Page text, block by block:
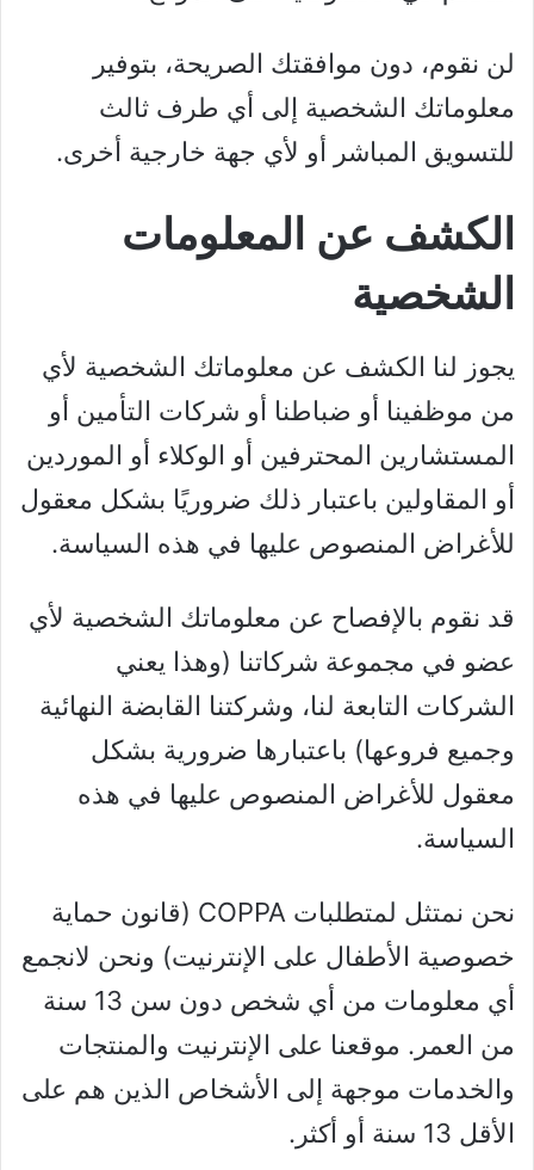
لن نقوم، دون موافقتك الصريحة، بتوفير
معلوماتك الشخصية إلى أي طرف ثالث
للتسويق المباشر أو لأي جهة خارجية أخرى.
الكشف عن المعلومات
الشخصية
يجوز لنا الكشف عن معلوماتك الشخصية لأي
من موظفينا أو ضباطنا أو شركات التأمين أو
المستشارين المحترفين أو الوكلاء أو الموردين
أو المقاولين باعتبار ذلك ضروريًا بشكل معقول
للأغراض المنصوص عليها في هذه السياسة.
قد نقوم بالإفصاح عن معلوماتك الشخصية لأي
عضو في مجموعة شركاتنا (وهذا يعني
الشركات التابعة لنا، وشركتنا القابضة النهائية
وجميع فروعها) باعتبارها ضرورية بشكل
معقول للأغراض المنصوص عليها في هذه
السياسة.
نحن نمتثل لمتطلبات COPPA (قانون حماية
خصوصية الأطفال على الإنترنيت) ونحن لانجمع
أي معلومات من أي شخص دون سن 13 سنة
من العمر. موقعنا على الإنترنيت والمنتجات
والخدمات موجهة إلى الأشخاص الذين هم على
الأقل 13 سنة أو أكثر.